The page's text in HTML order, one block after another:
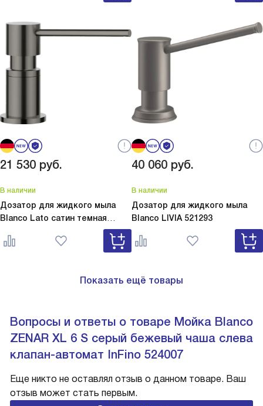
21 530 руб.
В наличии
Дозатор для жидкого мыла
Blanco Lato сатин темная
Lato сатин темная сталь
527743
40 060 руб.
В наличии
Дозатор для жидкого мыла
Blanco LIVIA 521293
Показать ещё товары
Вопросы и ответы о товаре Мойка Blanco
ZENAR XL 6 S серый бежевый чаша слева
клапан-автомат InFino 524007
Еще никто не оставлял отзыв о данном товаре. Ваш
отзыв может стать первым.